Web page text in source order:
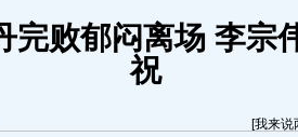
完败郁闷离场 李宗
祝
[我来说